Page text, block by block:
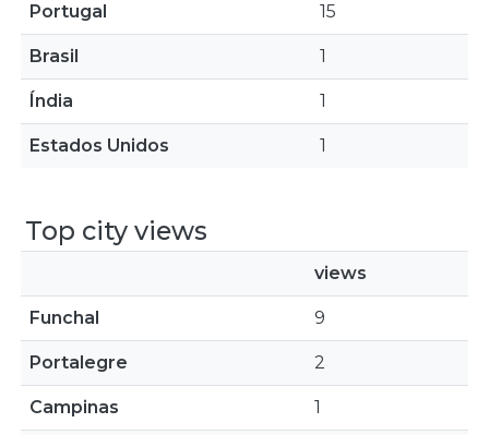
Portugal 15
Brasil 1
Índia 1
Estados Unidos 1
Top city views
views
Funchal 9
Portalegre 2
Campinas 1